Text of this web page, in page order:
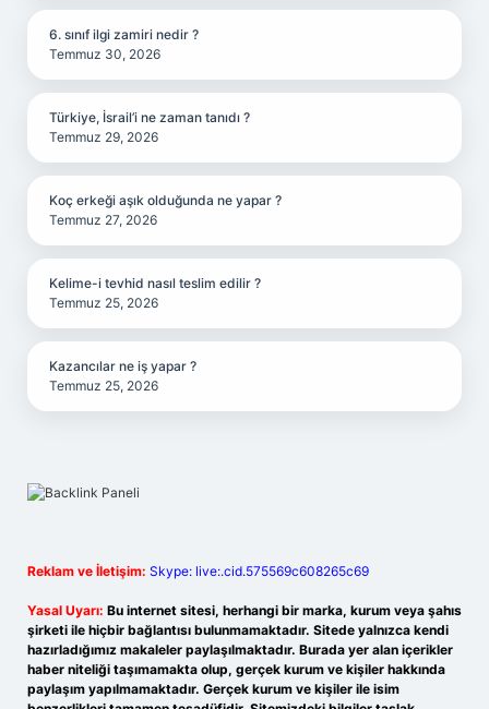
6. sınıf ilgi zamiri nedir ?
Temmuz 30, 2026
Türkiye, İsrail’i ne zaman tanıdı ?
Temmuz 29, 2026
Koç erkeği aşık olduğunda ne yapar ?
Temmuz 27, 2026
Kelime-i tevhid nasıl teslim edilir ?
Temmuz 25, 2026
Kazancılar ne iş yapar ?
Temmuz 25, 2026
Reklam ve İletişim: Skype: live:.cid.575569c608265c69
Yasal Uyarı: Bu internet sitesi, herhangi bir marka, kurum veya şahıs
şirketi ile hiçbir bağlantısı bulunmamaktadır. Sitede yalnızca kendi
hazırladığımız makaleler paylaşılmaktadır. Burada yer alan içerikler
haber niteliği taşımamakta olup, gerçek kurum ve kişiler hakkında
paylaşım yapılmamaktadır. Gerçek kurum ve kişiler ile isim